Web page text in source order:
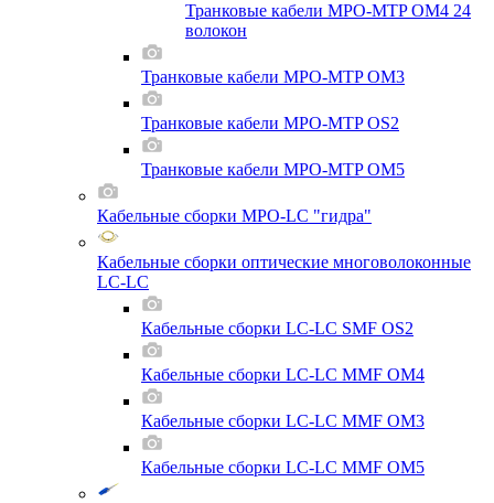
Транковые кабели MPO-MTP OM4 24
волокон
Транковые кабели MPO-MTP OM3
Транковые кабели MPO-MTP OS2
Транковые кабели MPO-MTP OM5
Кабельные сборки MPO-LC "гидра"
Кабельные сборки оптические многоволоконные
LC-LC
Кабельные сборки LC-LC SMF OS2
Кабельные сборки LC-LC MMF OM4
Кабельные сборки LC-LC MMF OM3
Кабельные сборки LC-LC MMF OM5